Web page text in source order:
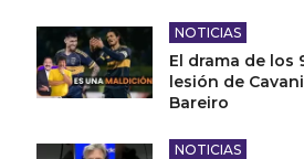
NOTICIAS
El drama de los
lesión de
Bareiro
NOTICIAS